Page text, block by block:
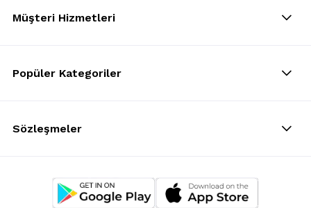
Müşteri Hizmetleri
Popüler Kategoriler
Sözleşmeler